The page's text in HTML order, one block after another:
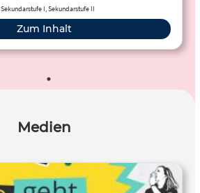
Sekundarstufe I, Sekundarstufe II
Zum Inhalt
Medien